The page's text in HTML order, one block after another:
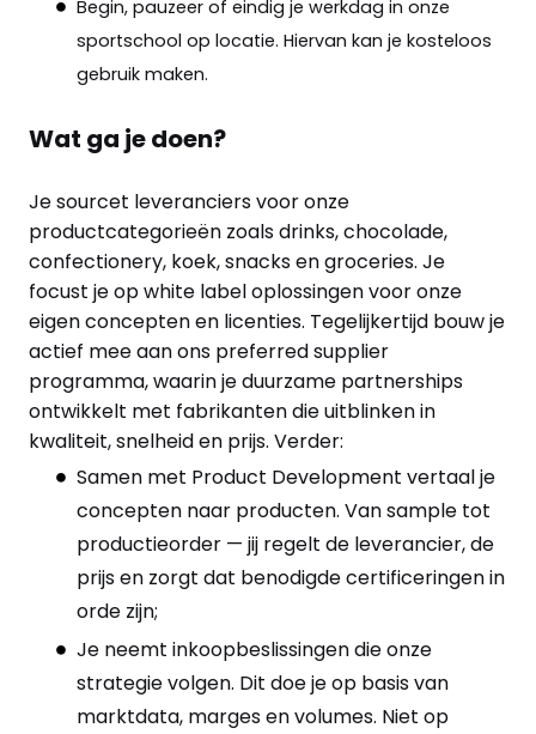
Begin, pauzeer of eindig je werkdag in onze
sportschool op locatie. Hiervan kan je kosteloos
gebruik maken.
Wat ga je doen?
Je sourcet leveranciers voor onze
productcategorieën zoals drinks, chocolade,
confectionery, koek, snacks en groceries. Je
focust je op white label oplossingen voor onze
eigen concepten en licenties. Tegelijkertijd bouw je
actief mee aan ons preferred supplier
programma, waarin je duurzame partnerships
ontwikkelt met fabrikanten die uitblinken in
kwaliteit, snelheid en prijs. Verder:
Samen met Product Development vertaal je
concepten naar producten. Van sample tot
productieorder — jij regelt de leverancier, de
prijs en zorgt dat benodigde certificeringen in
orde zijn;
Je neemt inkoopbeslissingen die onze
strategie volgen. Dit doe je op basis van
marktdata, marges en volumes. Niet op